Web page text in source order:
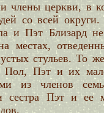
члены церкви, в
со всей
и Пэт Близард
местах,
стульев. То
Пол, Пэт и их
из членов
сестра Пэт и ее